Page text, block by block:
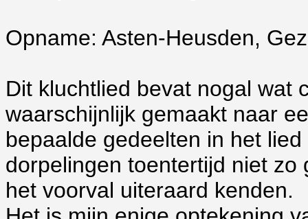
Opname: Asten-Heusden,
Dit kluchtlied bevat nogal wat
waarschijnlijk gemaakt naar
bepaalde gedeelten in het
dorpelingen toentertijd niet
het voorval uiteraard kenden.